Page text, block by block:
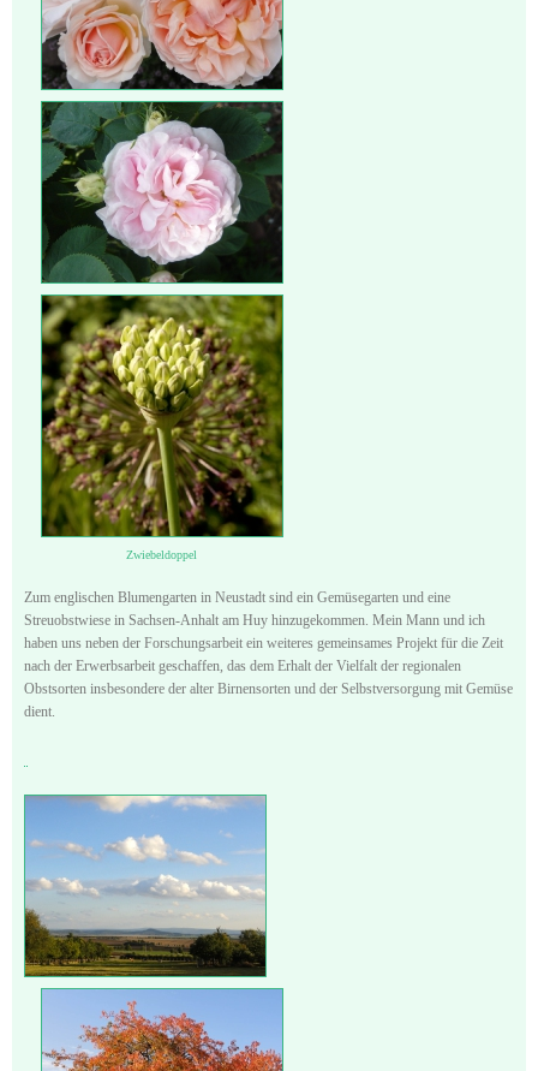
Zwiebeldoppel
Zum englischen Blumengarten in Neustadt sind ein Gemüsegarten und eine
Streuobstwiese in Sachsen-Anhalt am Huy hinzugekommen. Mein Mann und ich
haben uns neben der Forschungsarbeit ein weiteres gemeinsames Projekt für die Zeit
nach der Erwerbsarbeit geschaffen, das dem Erhalt der Vielfalt der regionalen
Obstsorten insbesondere der alter Birnensorten und der Selbstversorgung mit Gemüse
dient.